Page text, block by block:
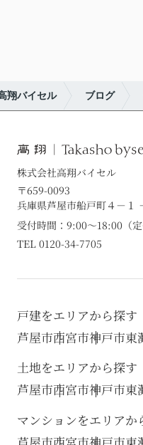
翔バイセル ブログ
株式会社高翔バイセル
〒659-0093
兵庫県芦屋市船戸町４－１
受付時間：9:00～18:00（定
TEL 0120-34-7705
戸建をエリアから探す
芦屋市西宮市神戸市東
土地をエリアから探す
芦屋市西宮市神戸市東
マンションをエリアか